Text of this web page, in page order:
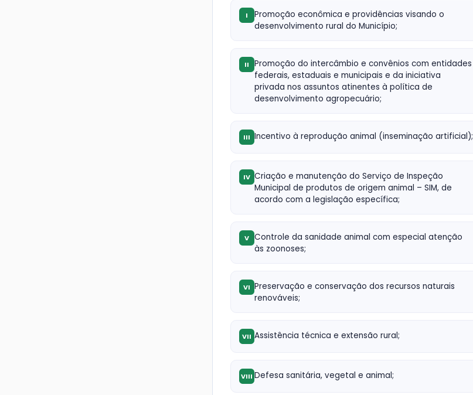
I
Promoção econômica e providências visando o
desenvolvimento rural do Município;
II
Promoção do intercâmbio e convênios com entidades
federais, estaduais e municipais e da iniciativa
privada nos assuntos atinentes à política de
desenvolvimento agropecuário;
III Incentivo à reprodução animal (inseminação artificial);
IV Criação e manutenção do Serviço de Inspeção
Municipal de produtos de origem animal – SIM, de
acordo com a legislação específica;
V Controle da sanidade animal com especial atenção
às zoonoses;
VI Preservação e conservação dos recursos naturais
renováveis;
VII Assistência técnica e extensão rural;
VIII Defesa sanitária, vegetal e animal;